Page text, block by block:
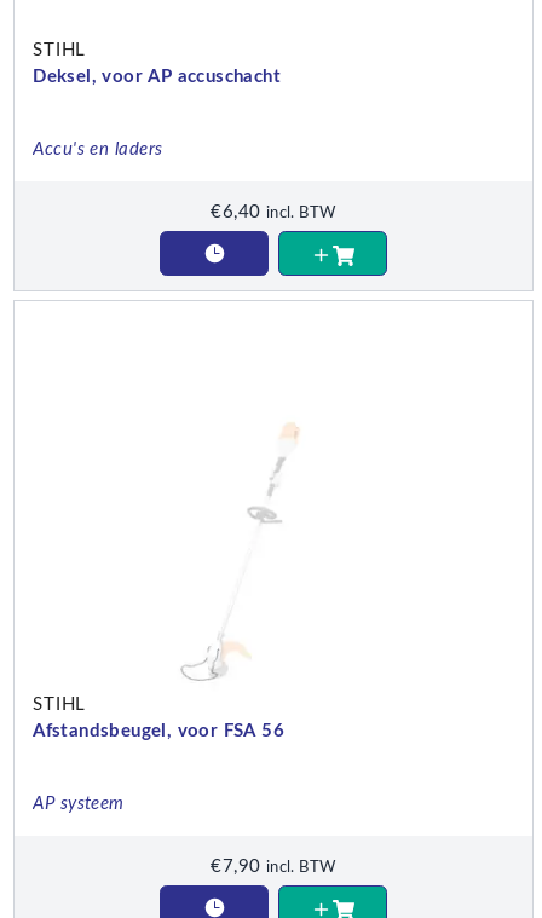
STIHL
Deksel, voor AP accuschacht
Accu's en laders
€6,40 incl. BTW
STIHL
Afstandsbeugel, voor FSA 56
AP systeem
€ 7,90 incl. BTW